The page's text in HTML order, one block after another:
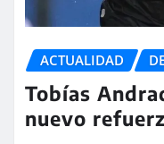
ACTUALIDAD
Tobías
nuevo